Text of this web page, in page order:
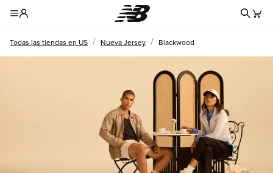
Todas las tiendas en US / Nueva Jersey / Blackwood